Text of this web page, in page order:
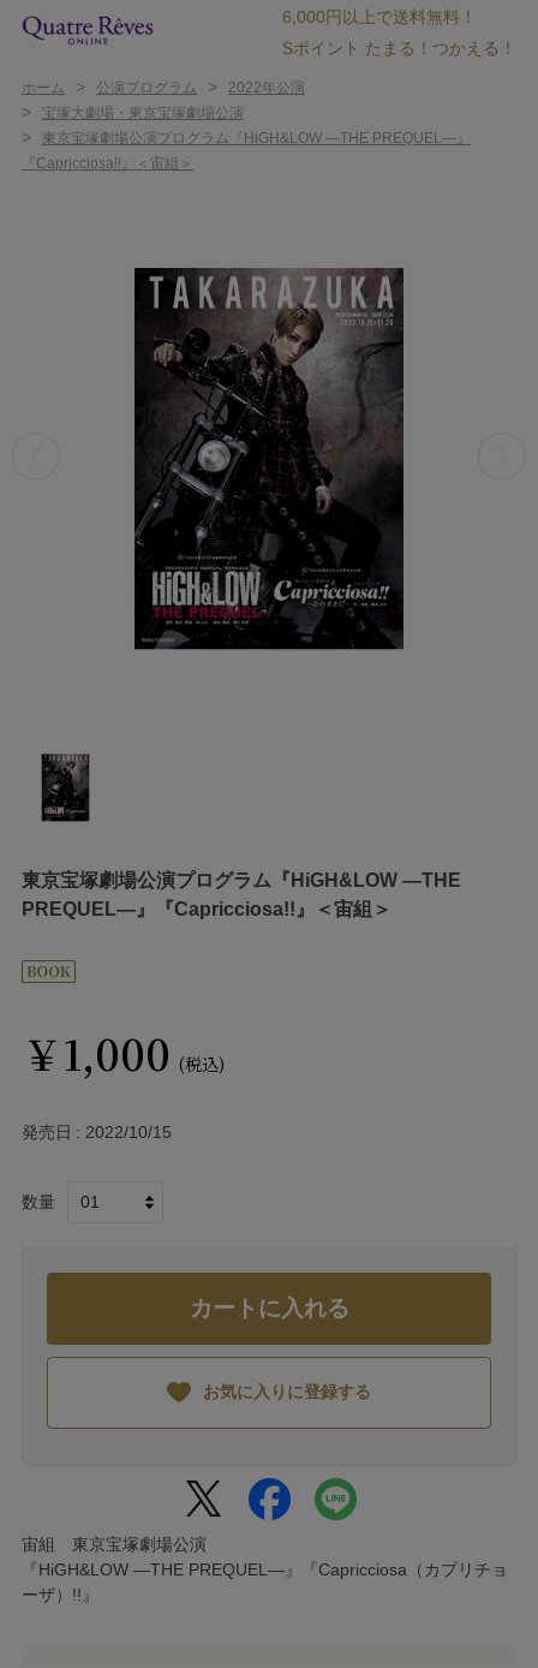
6,000円以上で送料無料！
Sポイント たまる！つかえる！
ホーム > 公演プログラム > 2022年公演
> 宝塚大劇場・東京宝塚劇場公演
>
東京宝塚劇場公演プログラム『HiGH&LOW ―THE PREQUEL―』
『Capricciosa!!』＜宙組＞
東京宝塚劇場公演プログラム『HiGH&LOW ―THE
PREQUEL―』『Capricciosa!!』＜宙組＞
￥1,000 (税込)
発売日 2022/10/15
数量
カートに入れる
お気に入りに登録する
宙組 東京宝塚劇場公演
『HiGH&LOW ―THE PREQUEL―』『Capricciosa（カプリチョ
ーザ）!!』